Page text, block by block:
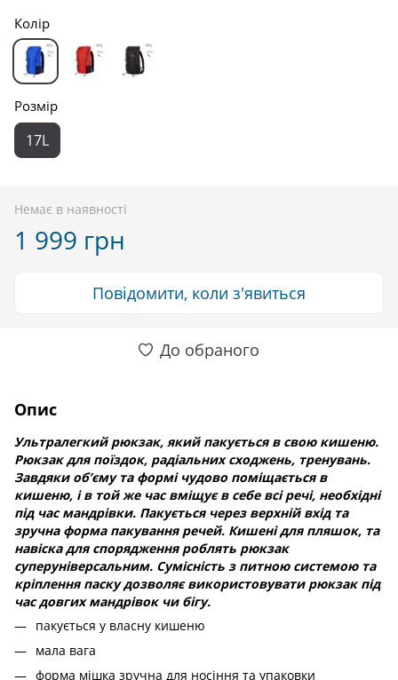
Колір
Розмір
17L
Немає в наявності
1 999 грн
Повідомити, коли з'явиться
До обраного
Опис
Ультралегкий рюкзак, який пакується в свою кишеню.
Рюкзак для поїздок, радіальних сходжень, тренувань.
Завдяки об’єму та формі чудово поміщається в
кишеню, і в той же час вміщує в себе всі речі, необхідні
під час мандрівки. Пакується через верхній вхід та
зручна форма пакування речей. Кишені для пляшок, та
навіска для спорядження роблять рюкзак
суперуніверсальним. Сумісність з питною системою та
кріплення паску дозволяє використовувати рюкзак під
час довгих мандрівок чи бігу.
пакується у власну кишеню
мала вага
форма мішка зручна для носіння та упаковки